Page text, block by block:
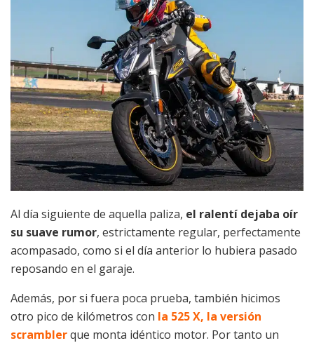
Al día siguiente de aquella paliza, el ralentí dejaba oír
su suave rumor, estrictamente regular, perfectamente
acompasado, como si el día anterior lo hubiera pasado
reposando en el garaje.
Además, por si fuera poca prueba, también hicimos
otro pico de kilómetros con la 525 X, la versión
scramblerque monta idéntico motor. Por tanto un